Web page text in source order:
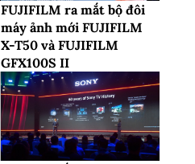
FUJIFILM ra mắt bộ đôi
máy ảnh mới FUJIFILM
X-T50 và FUJIFILM
GFX100S II